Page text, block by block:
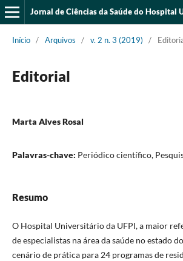
Início / Arquivos / v. 2 n. 3 (2019) /
Editorial
Marta Alves Rosal
Palavras-chave: Periódico científico,
Resumo
O Hospital Universitário da UFPI, a maior
de especialistas na área da saúde no estado
cenário de prática para 24 programas de